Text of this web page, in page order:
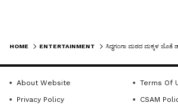
ಒಂದು ವಿಶಿಷ್ಟ ಅನುಭೂತಿ ಆವರಿಸುತ್ತದೆ.
ಚಿತ್ರದ ಕ್ಲೈಮ್ಯಾಕ್ಸ್‌ನಲ್ಲಿ ಬರುತ್ತದೆ.
ನಮ್ಮನ್ನು ನಗಿಸುತ್ತದೆ, ಆದರೆ ಕೊನೆಯಲ್ಲಿ
HOME ENTERTAINMENT ಸಿದ್ಧಗಂಗಾ ಮಠದ ಮಕ್ಕಳ
About Website
Terms Of
Privacy Policy
CSAM